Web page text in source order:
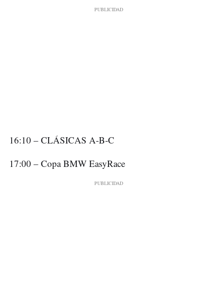
16:10 – CLÁSICAS A-B-C
17:00 – Copa BMW EasyRace